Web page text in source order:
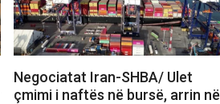
Negociatat Iran-SHBA/ Ulet
çmimi i naftës në bursë, arrin në